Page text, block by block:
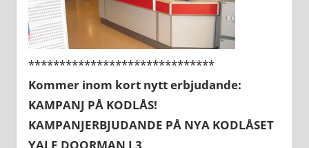
******************************
Kommer inom kort nytt erbjudande:
KAMPANJ PÅ KODLÅS!
KAMPANJERBJUDANDE PÅ NYA KODLÅSET